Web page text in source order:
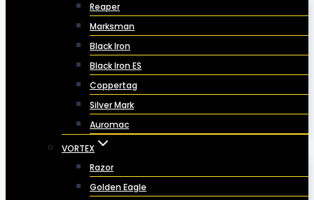
Reaper
Marksman
Black Iron
Black Iron ES
Coppertag
Silver Mark
Auromac
VORTEX
Razor
Golden Eagle